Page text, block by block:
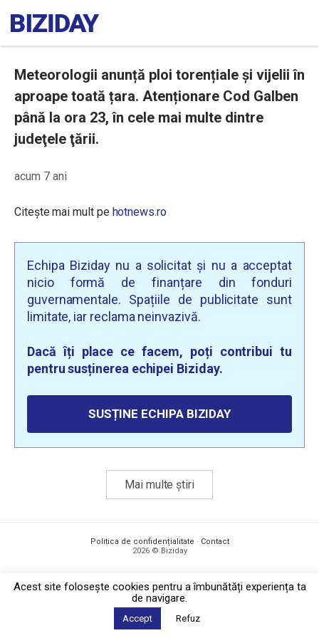
Meteorologii anunță ploi torențiale și vijelii în
aproape toată țara. Atenționare Cod Galben
până la ora 23, în cele mai multe dintre
judeţele ţării.
acum 7 ani
Citește mai mult pe hotnews.ro
Echipa Biziday nu a solicitat și nu a acceptat
nicio formă de finanțare din fonduri
guvernamentale. Spațiile de publicitate sunt
limitate, iar reclama neinvazivă.
Dacă îți place ce facem, poți contribui tu
pentru susținerea echipei Biziday.
SUSȚINE ECHIPA BIZIDAY
Mai multe știri
Politica de confidențialitate · Contact
2026 © Biziday
Acest site foloseşte cookies pentru a îmbunătăți experiența ta
de navigare.
Accept Refuz